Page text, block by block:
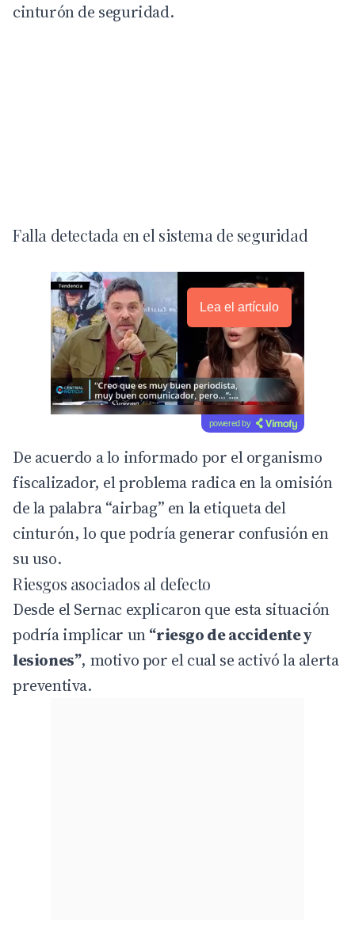
cinturón de seguridad.
Falla detectada en el sistema de seguridad
Lea el artículo
powered by
De acuerdo a lo informado por el organismo
fiscalizador, el problema radica en la omisión
de la palabra “airbag” en la etiqueta del
cinturón, lo que podría generar confusión en
su uso.
Riesgos asociados al defecto
Desde el Sernac explicaron que esta situación
podría implicar un“riesgo de accidente y
lesiones”, motivo por el cual se activó la alerta
preventiva.